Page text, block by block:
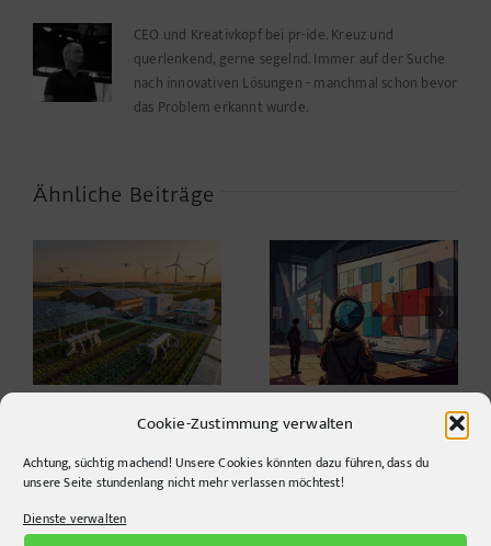
Cookie-Zustimmung verwalten
Achtung, süchtig machend! Unsere Cookies könnten dazu führen, dass du
unsere Seite stundenlang nicht mehr verlassen möchtest!
Dienste verwalten
CEO und Kreativkopf bei pr-ide. Kreuz und
querlenkend, gerne segelnd. Immer auf der Suche
nach innovativen Lösungen - manchmal schon bevor
das Problem erkannt wurde.
Ähnliche Beiträge
Farbwerte,
verschwundene
Funktionen und ein
kleines Helferlein
Design ist kein Stil,
sondern eine
Entscheidung.